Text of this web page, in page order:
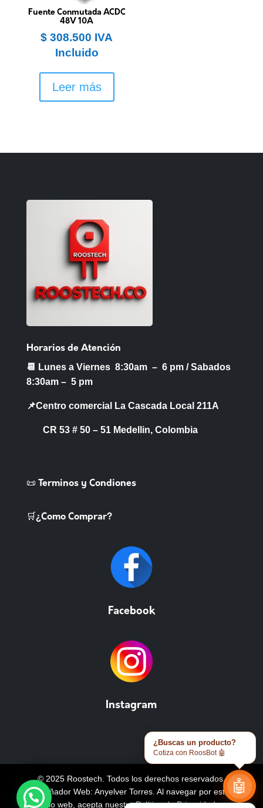
Fuente Conmutada ACDC
48V 10A
$ 308.500 IVA
Incluido
Leer más
Horarios de Atención
📆 Lunes a Viernes 8:30am – 6 pm /Sabados
8:30am – 5 pm
📌Centro comercial La Cascada Local 211A
CR 53 # 50 – 51 Medellin, Colombia
📜 Terminos y Condiones
🛒¿Como Comprar?
Facebook
Instagram
© 2025 Roostech. Todos los derechos reservados.
Diseñador Web: Anyelver Torres. Al navegar por este
sitio web, acepta nuestraPolítica de Privacidad y
¿Buscas un producto?
Cotiza con RoosBot 🤖
🤖